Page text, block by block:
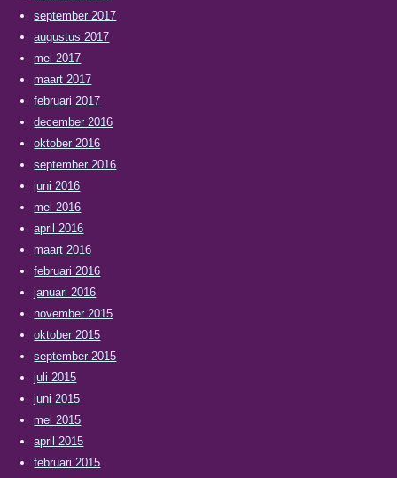
september 2017
augustus 2017
mei 2017
maart 2017
februari 2017
december 2016
oktober 2016
september 2016
juni 2016
mei 2016
april 2016
maart 2016
februari 2016
januari 2016
november 2015
oktober 2015
september 2015
juli 2015
juni 2015
mei 2015
april 2015
februari 2015